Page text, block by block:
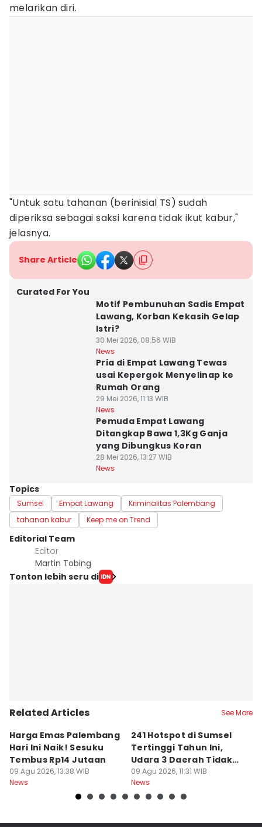
melarikan diri.
"Untuk satu tahanan (berinisial TS) sudah
diperiksa sebagai saksi karena tidak ikut kabur,"
jelasnya.
Share Article
Curated For You
Motif Pembunuhan Sadis Empat
Lawang, Korban Kekasih Gelap
Istri?
30 Mei 2026, 08:56 WIB
News
Pria di Empat Lawang Tewas
usai Kepergok Menyelinap ke
Rumah Orang
29 Mei 2026, 11:13 WIB
News
Pemuda Empat Lawang
Ditangkap Bawa 1,3Kg Ganja
yang Dibungkus Koran
28 Mei 2026, 13:27 WIB
News
Topics
Sumsel Empat Lawang
Kriminalitas Palembang
tahanan kabur
Keep me on Trend
Editorial Team
Editor
Martin Tobing
Tonton lebih seru di
Related Articles See More
Harga Emas Palembang
Hari Ini Naik! Sesuku
Tembus Rp14 Jutaan
09 Agu 2026, 13:38 WIB
News
241 Hotspot di Sumsel
Tertinggi Tahun Ini,
Udara 3 Daerah Tidak
Sehat
09 Agu 2026, 11:31 WIB
News